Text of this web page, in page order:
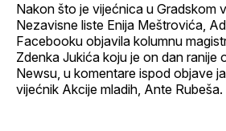
Nakon što je vijećnica u Gradskom
Nezavisne liste Enija Meštrovića,
Facebooku objavila kolumnu
Zdenka Jukića koju je on dan ranije
Newsu, u komentare ispod objave
vijećnik Akcije mladih, Ante Rubeša.